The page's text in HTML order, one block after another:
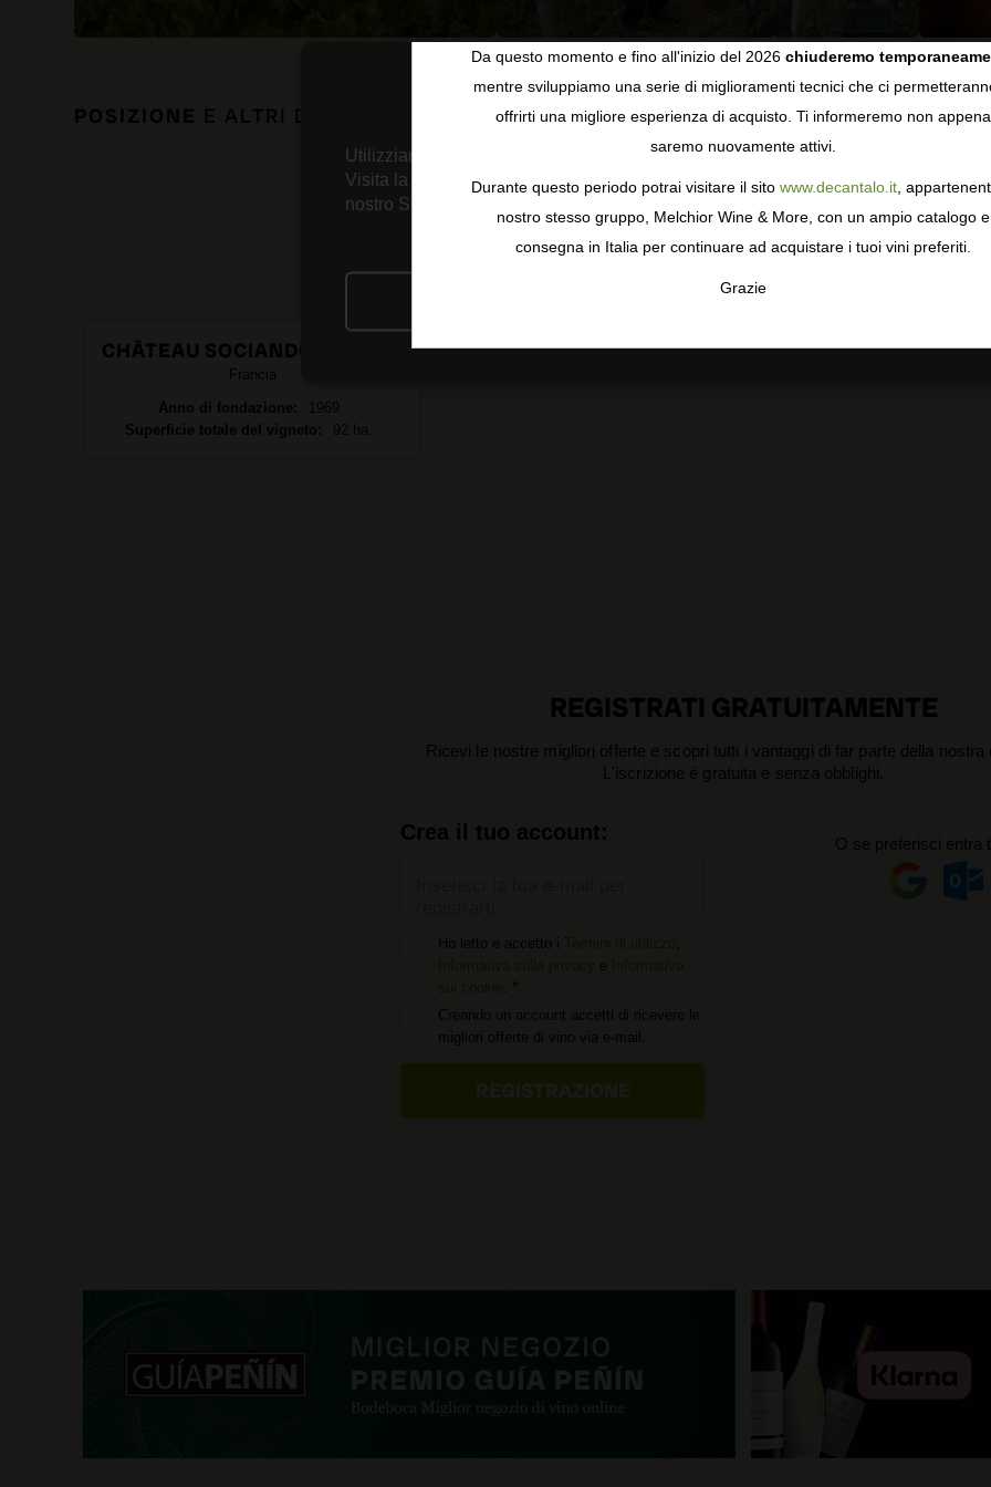
POSIZIONE E ALTRI DATI DI INTERESSE
CHÂTEAU SOCIANDO MALLET
Francia
Anno di fondazione
1969
Superficie totale del vigneto
92 ha.
REGISTRATI GRATUITAMENTE
Ricevi le nostre migliori offerte e scopri tutti i vantaggi di far parte della nostra
L'iscrizione è gratuita e senza obblighi.
Crea il tuo account:
Ho letto e accetto i
Creando un account accetti di ricevere le
migliori offerte di vino via e-mail.
O se preferisci entra
COOKIES
Utilizziamo tecnologie come i cookie per personalizzare e mejorar la tua
Visita la nostra
Informativa sulla privacy
per saperne di più, o gestisci le tue
nostro Strumento di Consenso.
Da questo momento e fino all'inizio del 2026 chiuderemo
mentre sviluppiamo una serie di miglioramenti tecnici che ci
offrirti una migliore esperienza di acquisto. Ti informeremo non appena
saremo nuovamente attivi.
Durante questo periodo potrai visitare il sito www.decantalo.it,
nostro stesso gruppo, Melchior Wine & More, con un ampio catalogo e
consegna in Italia per continuare ad acquistare i tuoi vini preferiti.
Grazie